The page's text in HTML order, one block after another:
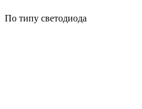
По типу светодиода